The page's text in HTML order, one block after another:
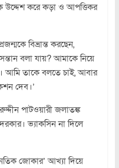
উদ্দেশ করে কড়া ও আপত্তিকর
বিভ্রান্ত করছেন,
বলা যায়? আমাকে নিয়ে
আমি তাকে বলতে চাই, আবার
দেব।’
পাটওয়ারী জলাতঙ্ক
ভ্যাকসিন না দিলে
জোকার’ আখ্যা দিয়ে